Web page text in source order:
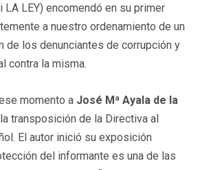
LA LEY) encomendó en su primer
a nuestro ordenamiento de un
de los denunciantes de corrupción y
contra la misma.
momento a José Mª Ayala de la
transposición de la Directiva al
El autor inició su exposición
del informante es una de las